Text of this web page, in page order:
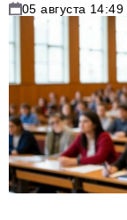
05 августа 14:49